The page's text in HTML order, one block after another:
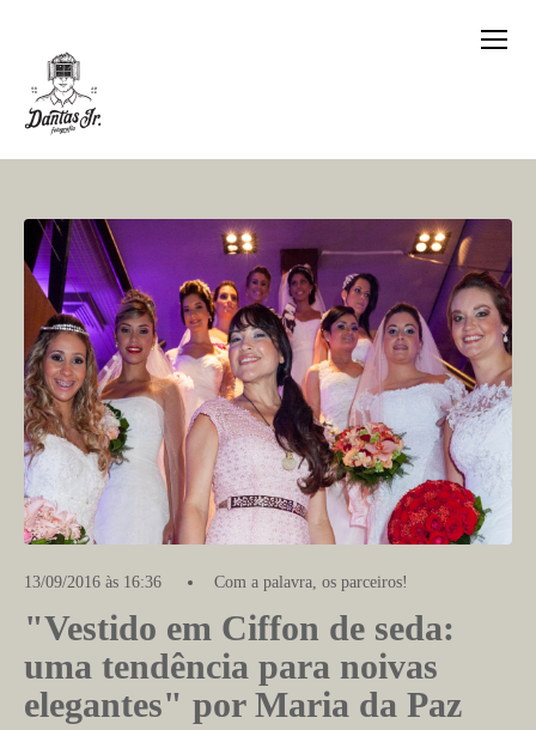
13/09/2016 às 16:36 Com a palavra, os parceiros!
"Vestido em Ciffon de seda:
uma tendência para noivas
elegantes" por Maria da Paz